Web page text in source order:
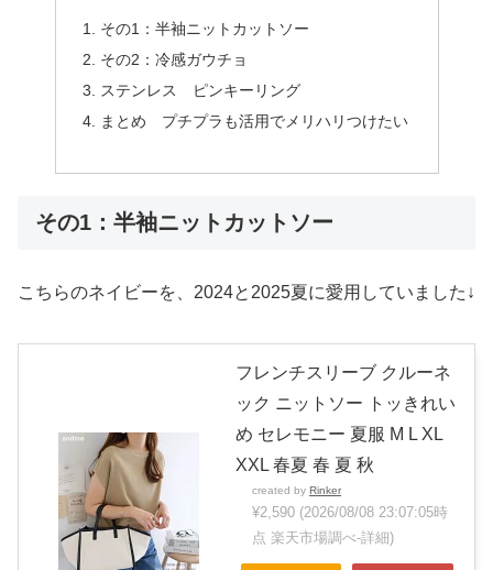
その1：半袖ニットカットソー
その2：冷感ガウチョ
ステンレス ピンキーリング
まとめ プチプラも活用でメリハリつけたい
その1：半袖ニットカットソー
こちらのネイビーを、2024と2025夏に愛用していました↓
フレンチスリーブ クルーネ
ック ニットソー トッきれい
め セレモニー 夏服 M L XL
XXL 春夏 春 夏 秋
created by Rinker
¥2,590 (2026/08/08 23:07:05時
点 楽天市場調べ-詳細)